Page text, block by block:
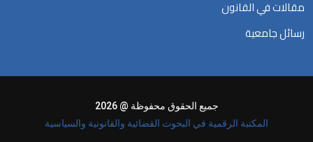
مقالات في القانون
رسائل جامعية
جميع الحقوق محفوظة @ 2026
المكتبة الرقمية في البحوث القضائية والقانونية والسياسية